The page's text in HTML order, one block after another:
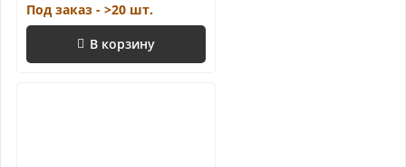
Под заказ - >20 шт.
В корзину